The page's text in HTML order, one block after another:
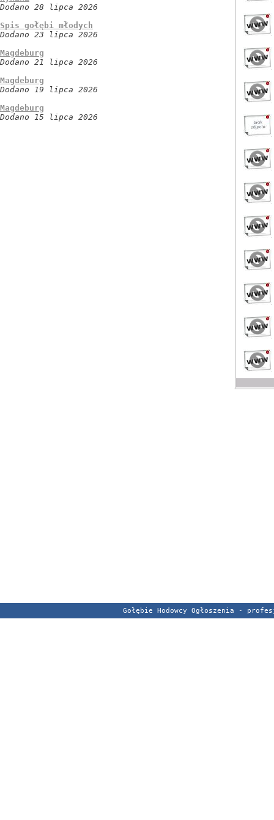
Dodano 28 lipca 2026
Spis gołębi młodych
Dodano 23 lipca 2026
Magdeburg
Dodano 21 lipca 2026
Magdeburg
Dodano 19 lipca 2026
Magdeburg
Dodano 15 lipca 2026
Gołębie Hodowcy Ogłoszenia -